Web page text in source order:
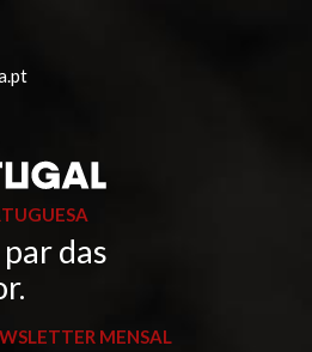
das
MENSAL